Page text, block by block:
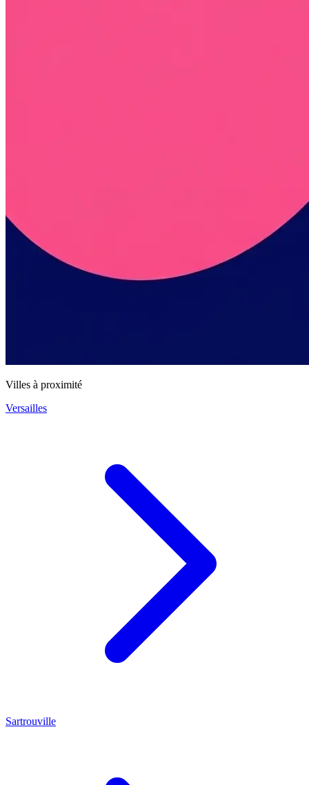
Villes à proximité
Versailles
Sartrouville